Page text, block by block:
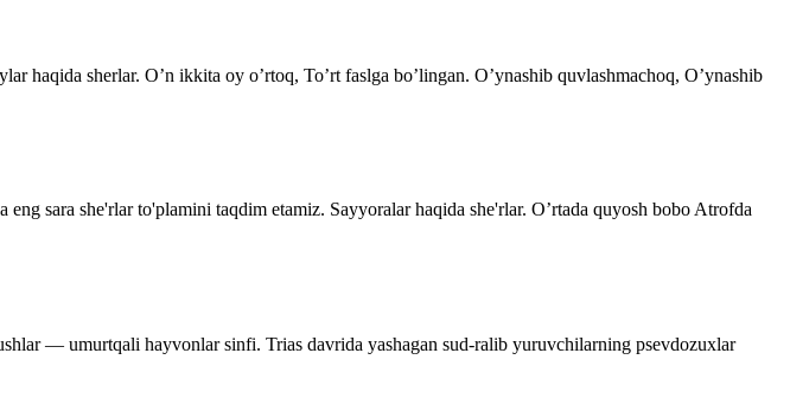
haqida sherlar. O’n ikkita oy o’rtoq, To’rt faslga bo’lingan. O’ynashib quvlashmachoq, O’ynashib
sara she'rlar to'plamini taqdim etamiz. Sayyoralar haqida she'rlar. O’rtada quyosh bobo Atrofda
— umurtqali hayvonlar sinfi. Trias davrida yashagan sud-ralib yuruvchilarning psevdozuxlar